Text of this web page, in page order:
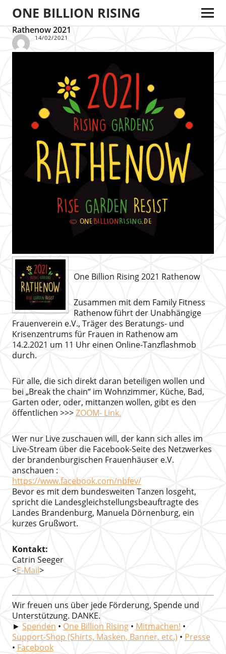
ONE BILLION RISING
Rathenow 2021
14/02/2021
One Billion Rising 2021 Rathenow
Zusammen mit dem Family Fitness
Rathenow führt der Unabhängige
Frauenverein e.V., Träger des Beratungs- und
Krisenzentrums für Frauen in Rathenow am
14.2.2021 um 11 Uhr einen Online-Tanzflashmob
durch.
Für alle, die sich direkt daran beteiligen wollen und
bei „Break the chain“ im Wohnzimmer, Küche, Bad,
Garten oder, oder, mittanzen wollen, gibt es den
öffentlichen >>>ZOOM- Link.
Wer nur Live zuschauen will, der kann sich alles im
Live-Stream über die Facebook-Seite des Netzwerkes
der brandenburgischen Frauenhäuser e.V.
anschauen :
https://www.facebook.com/nbfev/
Bevor es mit dem bundesweiten Tanzen losgeht,
spricht die Landesgleichstellungsbeauftragte des
Landes Brandenburg, Manuela Dörnenburg, ein
kurzes Grußwort.
Kontakt:
Catrin Seeger
<E-Mail>
Wir freuen uns über jede Förderung, Spende und
Unterstützung. DANKE.
► Spenden • One Billion Rising• Mitmachen! •
Support-Shop (Shirts, Masken, Banner, etc.) • Presse
• Facebook